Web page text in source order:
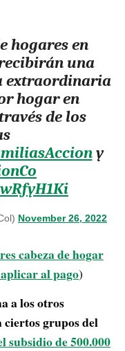
hogares en
una
extraordinaria
hogar en
de los
y
November 26, 2022
cabeza de hogar
al pago)
a los otros
ciertos grupos del
subsidio de 500.000